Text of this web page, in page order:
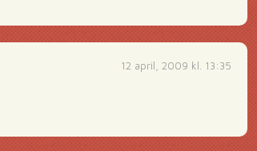
12 april, 2009 kl. 13:35